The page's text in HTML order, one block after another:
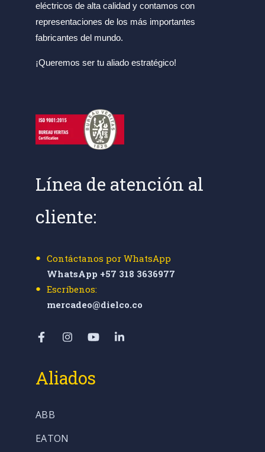
eléctricos de alta calidad y contamos con
representaciones de los más importantes
fabricantes del mundo.
¡Queremos ser tu aliado estratégico!
Línea de atención al
cliente:
Contáctanos por WhatsApp
WhatsApp +57 318 3636977
Escríbenos:
mercadeo@dielco.co
Aliados
ABB
EATON